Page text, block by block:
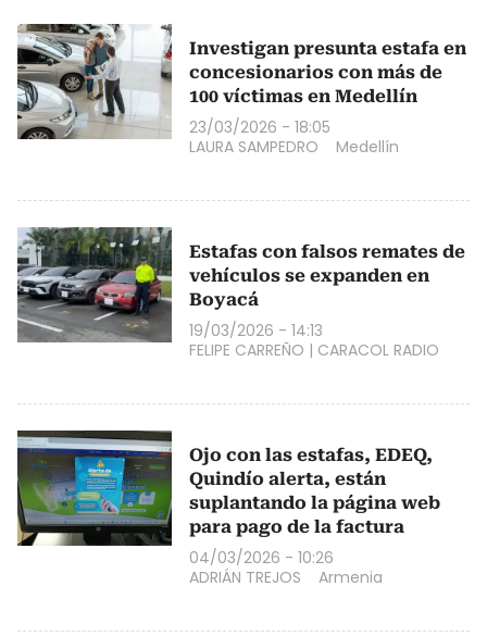
Investigan presunta estafa en
concesionarios con más de
100 víctimas en Medellín
23/03/2026 - 18:05
LAURA SAMPEDRO
Medellín
Estafas con falsos remates de
vehículos se expanden en
Boyacá
19/03/2026 - 14:13
FELIPE CARREÑO | CARACOL RADIO
Ojo con las estafas, EDEQ,
Quindío alerta, están
suplantando la página web
para pago de la factura
04/03/2026 - 10:26
ADRIÁN TREJOS
Armenia